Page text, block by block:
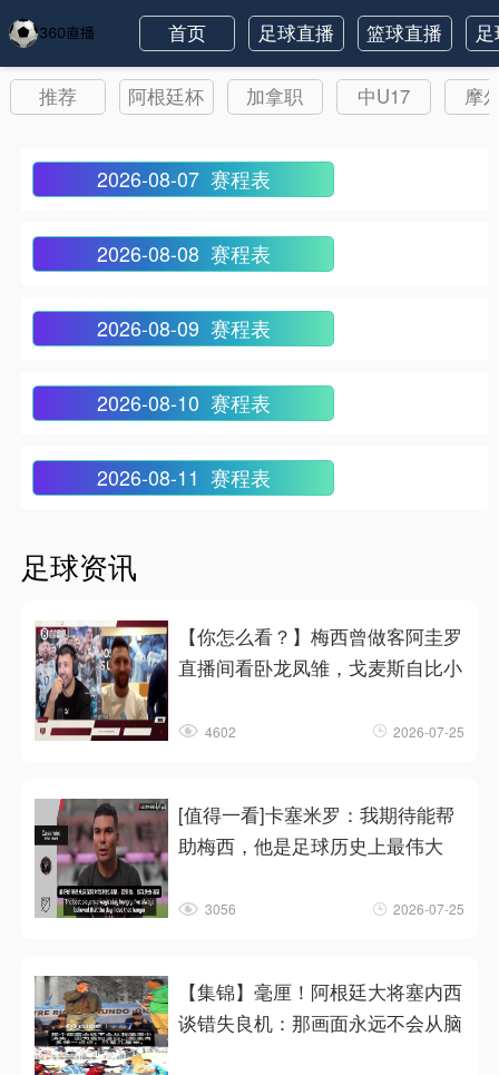
首页 足球直播 篮球直播
推荐 阿根廷杯 加拿职 中U17 摩
2026-08-07 赛程表
2026-08-08 赛程表
2026-08-09 赛程表
2026-08-10 赛程表
2026-08-11 赛程表
足球资讯
【你怎么看？】梅西曾做客阿圭罗
直播间看卧龙凤雏，戈麦斯自比小
4602 2026-07-25
[值得一看]卡塞米罗：我期待能帮
助梅西，他是足球历史上最伟大
3056 2026-07-25
【集锦】毫厘！阿根廷大将塞内西
谈错失良机：那画面永远不会从脑